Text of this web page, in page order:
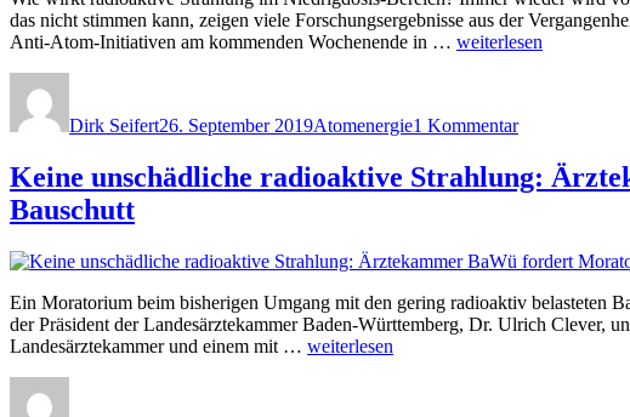
das nicht stimmen kann, zeigen viele Forschungsergebnisse aus der
Anti-Atom-Initiativen am kommenden Wochenende in … „Wirkung
wird
–
Fehlbildungen
müssen
werden“
weiterlesen
Dirk Seifert26. September 2019Atomenergie1 Kommentargeringer
Strahlung
wird
Fehlbildungen
Neugeborenen
müssen
Keine unschädliche radioaktive Strahlung:
Bauschutt
Ein Moratorium beim bisherigen Umgang mit den gering radioaktiv belasteten
der Präsident der Landesärztekammer Baden-Württemberg, Dr. Ulrich Clever,
Landesärztekammer und einem mit … „Keine
weiterlesen